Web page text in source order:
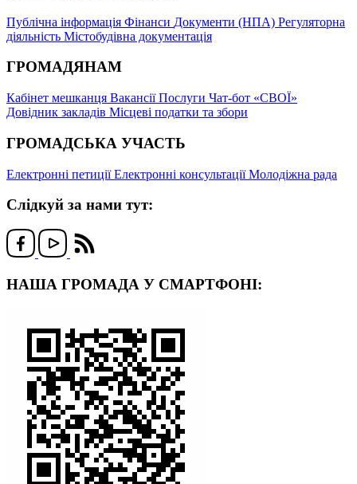
Публічна інформація Фінанси Документи (НПА) Регуляторна
діяльність Містобудівна документація
ГРОМАДЯНАМ
Кабінет мешканця ВакансіїПослуги Чат-бот «СВОЇ»
Довідник закладів Місцеві податки та збори
ГРОМАДСЬКА УЧАСТЬ
Електронні петиціїЕлектронні консультаціїМолодіжна рада
Слідкуй за нами тут:
НАША ГРОМАДА У СМАРТФОНІ: